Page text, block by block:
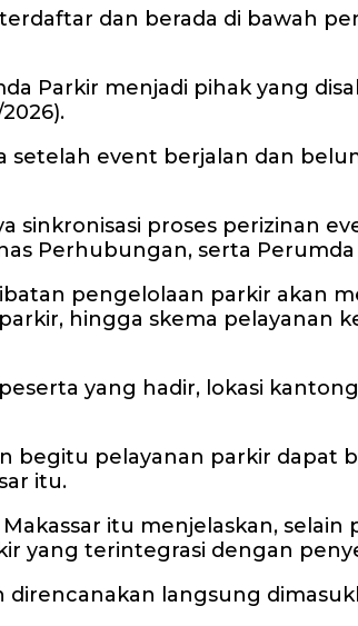
dan berada di bawah
Parkir menjadi pihak yang
setelah event berjalan dan
proses perizinan
Perhubungan, serta Perumda
pengelolaan parkir akan
hingga skema pelayanan
yang hadir, lokasi
begitu pelayanan parkir
itu.
itu menjelaskan,
yang terintegrasi dengan
langsung